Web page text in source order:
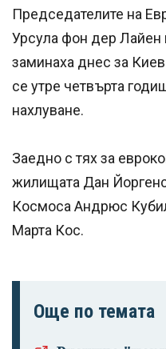
Председателите на
Урсула фон дер Лайен
заминаха днес за
се утре четвърта
нахлуване.
Заедно с тях за
жилищата Дан
Космоса Андрюс
Марта Кос.
Още по темата